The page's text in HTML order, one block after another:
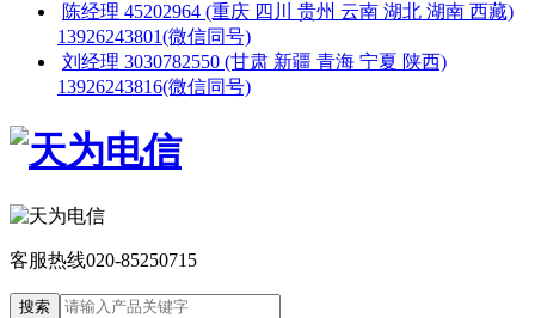
陈经理 45202964 (重庆 四川 贵州 云南 湖北 湖南 西藏)
13926243801(微信同号)
刘经理 3030782550 (甘肃 新疆 青海 宁夏 陕西)
13926243816(微信同号)
客服热线020-85250715